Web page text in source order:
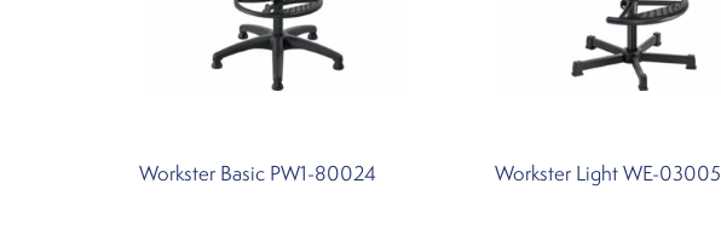
Workster Basic PW1-80024 Workster Light WE-03005